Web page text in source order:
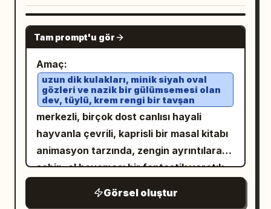
müzik çalar aracı: dalga formu ekranı,
“NOW PLAYING”, “Lumière”, süre
“00:26” ve tam olarak 3 yuvarlak kontrol
düğmesi: önceki, oynat, sonraki. Sol alt:
büyük Japonca isim “のぞむ”, mavi bir
etiket “Next Generation Virtual Singer”
ve tam olarak 3 satırlık İngilizce slogan:
“Your voice,” “my light.” “Our future.”
Alt orta: canlı turne bilgisi “LIVE TOUR
2026” ve turne adı Starlight ‘Bloom ✦’ .
Altında tam olarak 5 turne tarihi/şehri
listeleyin: “07.18 TOKYO”, “08.02
üstten sarkan palmiye yaprakları,
masmavi gökyüzü, parıldayan güneş ışığı
ve saç ile kıyafetlerden hissedilen hafif
deniz esintisi. Modu huzurlu, müzikal ve
dua dolu tutun. Metin içeriği ve
yerleşimi: Alt üçte birlik kısımda, etkinlik
metnini küçük büyük harfli serif yazı
tipiyle, koyu yeşil/siyah renkte ve sola
hizalı olarak yerleştirin. Altına, şarkı
stiliyle yazın:
♫ Sailing to Somewhere
Küçük karakterler, rafine 3D chibi
modelleri olarak işlenmiştir. Beyaz,
pembe ve sarı renklerde el çizimi çizgiler;
kalpler, güneşler ve "SUMMER" (YAZ) ve
"HAPPY" (MUTLU) gibi metinler içeren
karalamalarla üst üste bindirilmiştir.
Negatif: Ana özne ile chibi'lerin yüzlerini
karıştırmayın; el/şişe tutuşunu doğal
tutun; rüzgar çanını veya akvaryumu
eksik etmeyin.
GPT IMAGE 2
Tam prompt'u gör
Amaç:
uzun dik kulakları, minik siyah oval
gözleri ve nazik bir gülümsemesi olan
dev, tüylü, krem rengi bir tavşan
merkezli, birçok dost canlısı hayali
hayvanla çevrili, kaprisli bir masal kitabı
animasyon tarzında, zengin ayrıntılara
sahip, el boyaması bir fantastik yaratık
manzara illüstrasyonu, tam taşmalı,
Görsel oluştur